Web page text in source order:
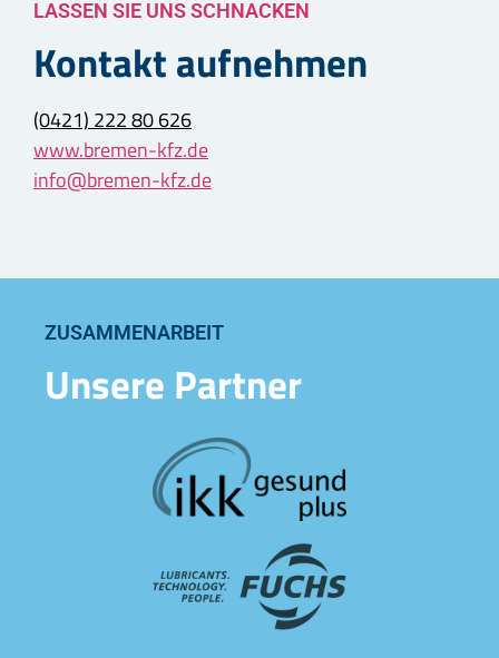
LASSEN SIE UNS SCHNACKEN
Kontakt aufnehmen
(0421) 222 80 626
www.bremen-kfz.de
info@bremen-kfz.de
ZUSAMMENARBEIT
Unsere Partner